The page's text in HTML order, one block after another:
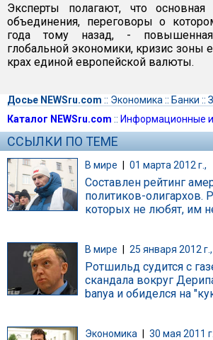
Эксперты полагают, что основная
объединения, переговоры о
года тому назад, - повышенная
глобальной экономики, кризис
крах единой европейской валюты.
Досье NEWSru.com :: Экономика :: Банки ::
Каталог NEWSru.com :: Информационные
ССЫЛКИ ПО ТЕМЕ
В мире | 01 марта 2012 г.,
Составлен рейтинг
политиков-олигархов.
которых не любят, им
В мире 25 января 2012 г.,
Ротшильд судится с
скандала вокруг
banya и обиделся на
Экономика 30 мая 2011